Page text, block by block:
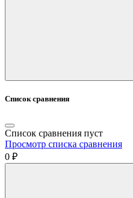
Список сравнения
Список сравнения пуст
Просмотр списка сравнения
0 ₽